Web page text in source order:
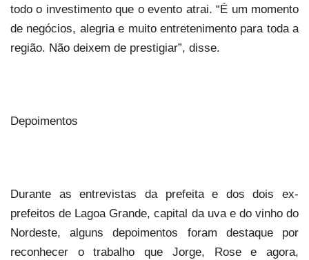
todo o investimento que o evento atrai. “É um momento
de negócios, alegria e muito entretenimento para toda a
região. Não deixem de prestigiar”, disse.
Depoimentos
Durante as entrevistas da prefeita e dos dois ex-
prefeitos de Lagoa Grande, capital da uva e do vinho do
Nordeste, alguns depoimentos foram destaque por
reconhecer o trabalho que Jorge, Rose e agora,